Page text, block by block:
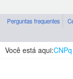
Perguntas frequentes
Você está aqui:CNPq